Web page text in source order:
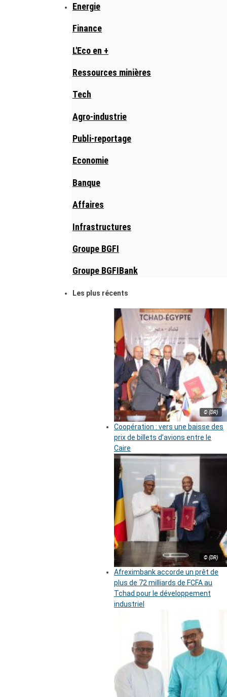
Energie
Finance
L'Eco en +
Ressources minières
Tech
Agro-industrie
Publi-reportage
Economie
Banque
Affaires
Infrastructures
Groupe BGFI
Groupe BGFIBank
Les plus récents
© (DR)
Coopération : vers une baisse des
prix de billets d’avions entre le
Caire
© (DR)
Afreximbank accorde un prêt de
plus de 72 milliards de FCFA au
Tchad pour le développement
industriel